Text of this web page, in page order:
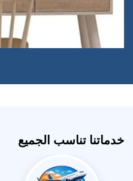
خدماتنا تناسب الجميع